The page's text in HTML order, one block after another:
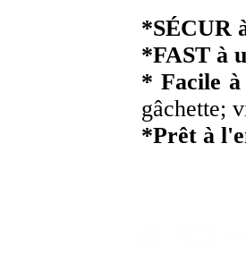
*SÉCUR
*FAST à
* Facile
gâchette;
*Prêt à